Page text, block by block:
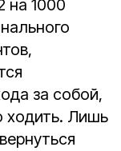
на 1000
за собой,
ходить. Лишь